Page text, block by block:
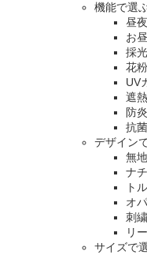
機能で選
昼
お
採
花
UV
遮
防
抗
デザイン
無
ナ
ト
オ
刺
リ
サイズで